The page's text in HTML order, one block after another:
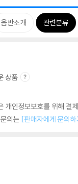
음반소개 관련분류
상품
개인정보보호를 위해 결
의는 [판매자에게 문의